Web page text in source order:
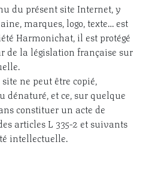
du présent site Internet, y
marques, logo, texte… est
Harmonichat, il est protégé
de la législation française sur
ne peut être copié,
dénaturé, et ce, sur quelque
constituer un acte de
articles L 335-2 et suivants
intellectuelle.